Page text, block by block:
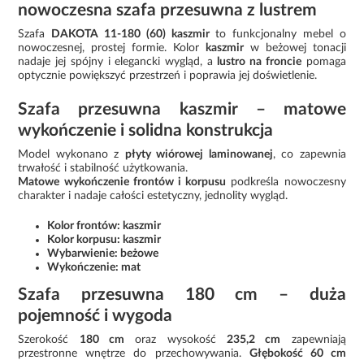
nowoczesna szafa przesuwna z lustrem
Szafa DAKOTA 11-180 (60) kaszmirto funkcjonalny mebel o
nowoczesnej, prostej formie. Kolor
kaszmirw beżowej tonacji
nadaje jej spójny i elegancki wygląd, a
lustro na fronciepomaga
optycznie powiększyć przestrzeń i poprawia jej doświetlenie.
Szafa przesuwna kaszmir – matowe
wykończenie i solidna konstrukcja
Model wykonano z płyty wiórowej laminowanej, co zapewnia
trwałość i stabilność użytkowania.
Matowe wykończenie frontów i korpusu podkreśla nowoczesny
charakter i nadaje całości estetyczny, jednolity wygląd.
Kolor frontów: kaszmir
Kolor korpusu: kaszmir
Wybarwienie: beżowe
Wykończenie: mat
Szafa przesuwna 180 cm – duża
pojemność i wygoda
Szerokość 180 cm oraz wysokość 235,2 cm zapewniają
przestronne wnętrze do przechowywania. Głębokość 60 cm